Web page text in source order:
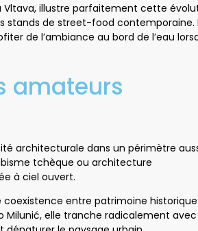
Vltava, illustre parfaitement cette
stands de street-food contemporaine.
de l’ambiance au bord de l’eau
amateurs
architecturale dans un périmètre
tchèque ou architecture
à ciel ouvert.
entre patrimoine
Milunić, elle tranche radicalement avec